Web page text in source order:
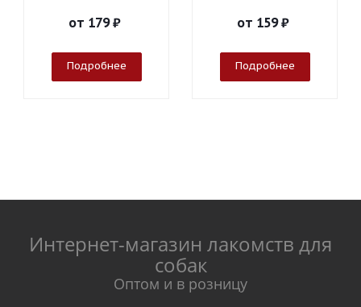
от 179 ₽
Подробнее
от 159 ₽
Подробнее
Интернет-магазин лакомств для
собак
Оптом и в розницу